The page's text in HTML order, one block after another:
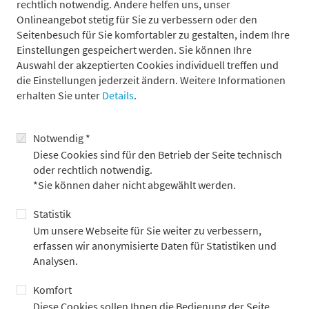
rechtlich notwendig. Andere helfen uns, unser
Onlineangebot stetig für Sie zu verbessern oder den
Seitenbesuch für Sie komfortabler zu gestalten, indem Ihre
Einstellungen gespeichert werden. Sie können Ihre
Auswahl der akzeptierten Cookies individuell treffen und
die Einstellungen jederzeit ändern. Weitere Informationen
erhalten Sie unter Details.
Notwendig *
Diese Cookies sind für den Betrieb der Seite technisch
oder rechtlich notwendig.
*Sie können daher nicht abgewählt werden.
Statistik
Um unsere Webseite für Sie weiter zu verbessern,
erfassen wir anonymisierte Daten für Statistiken und
Analysen.
Komfort
Diese Cookies sollen Ihnen die Bedienung der Seite
Ihre Vorteile bei Metzler
Gestaltungsspielraum und die Möglichkeit, einen Mehrwert
Eine positive Arbeitskultur
Strukturiertes und mehr-moduliges Onboarding durch das
Metzler Patenkonzept
Möglichkeit zum mobilen Arbeiten auch im EU-Ausland
Wertvolle Benefits und individuelle Weiterbildung